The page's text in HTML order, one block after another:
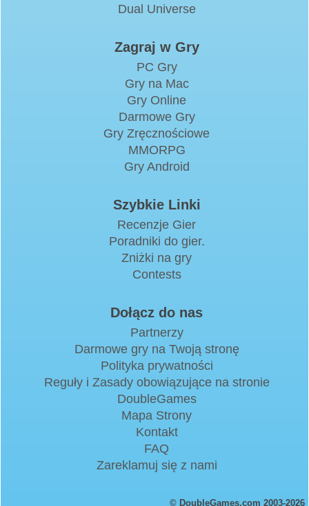
Dual Universe
Zagraj w Gry
PC Gry
Gry na Mac
Gry Online
Darmowe Gry
Gry Zręcznościowe
MMORPG
Gry Android
Szybkie Linki
Recenzje Gier
Poradniki do gier.
Zniżki na gry
Contests
Dołącz do nas
Partnerzy
Darmowe gry na Twoją stronę
Polityka prywatności
Reguły i Zasady obowiązujące na stronie
DoubleGames
Mapa Strony
Kontakt
FAQ
Zareklamuj się z nami
© DoubleGames.com 2003-2026